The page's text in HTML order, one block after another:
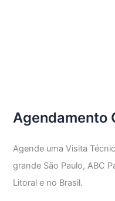
Agendamento
Agende uma Visita
grande São Paulo, ABC
Litoral e no Brasil.